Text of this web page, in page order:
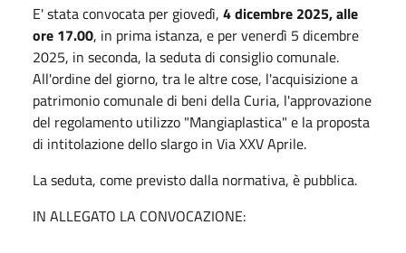
E' stata convocata per giovedì, 4 dicembre 2025, alle
ore 17.00, in prima istanza, e per venerdì 5 dicembre
2025, in seconda, la seduta di consiglio comunale.
All'ordine del giorno, tra le altre cose, l'acquisizione a
patrimonio comunale di beni della Curia, l'approvazione
del regolamento utilizzo "Mangiaplastica" e la proposta
di intitolazione dello slargo in Via XXV Aprile.
La seduta, come previsto dalla normativa, è pubblica.
IN ALLEGATO LA CONVOCAZIONE: